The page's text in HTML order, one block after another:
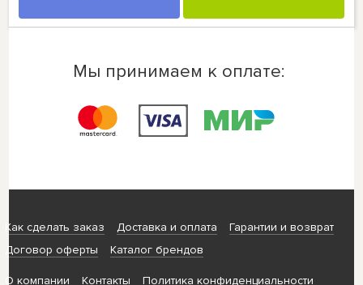
Мы принимаем к оплате:
Как сделать заказ Доставка и оплата
Гарантии и возврат
Договор оферты
Каталог брендов
О компании Контакты Политика конфиденциальности